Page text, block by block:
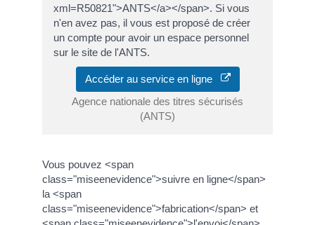
xml=R50821">ANTS</a></span>. Si vous
n'en avez pas, il vous est proposé de créer
un compte pour avoir un espace personnel
sur le site de l'ANTS.
Accéder au service en ligne
Agence nationale des titres sécurisés
(ANTS)
Vous pouvez <span
class="miseenevidence">suivre en ligne</span>
la <span
class="miseenevidence">fabrication</span> et